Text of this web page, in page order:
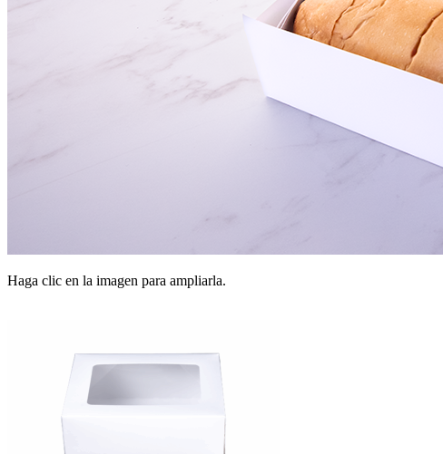
Haga clic en la imagen para ampliarla.